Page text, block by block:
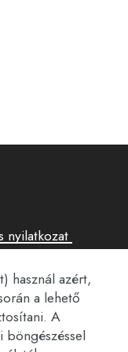
nyilatkozat
oldala -
használ azért,
a lehető
A